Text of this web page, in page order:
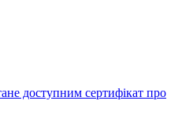
доступним сертифікат про